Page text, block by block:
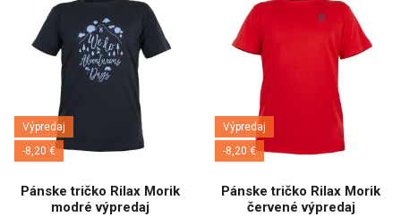
Výpredaj
-8,20 €
Pánske tričko Rilax Morik
modré výpredaj
Výpredaj
-8,20 €
Pánske tričko Rilax Morik
červené výpredaj